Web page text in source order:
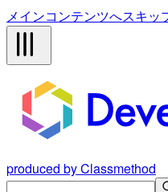
メインコンテンツへスキッ
produced by Classmethod